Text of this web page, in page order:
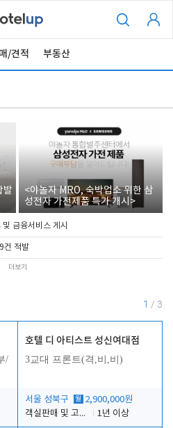
/견적 부동산
발
<야놀자 MRO, 숙박업소 위한 삼
성전자 가전제품 특가 개시>
금융서비스 게시
건 적발
더보기
1 / 3
/
호텔 디 아티스트 성신여대점
3교대 프론트(격,비,비)
서울 성북구 월 2,900,000원
객실판매 및 고객응대
1년 이상